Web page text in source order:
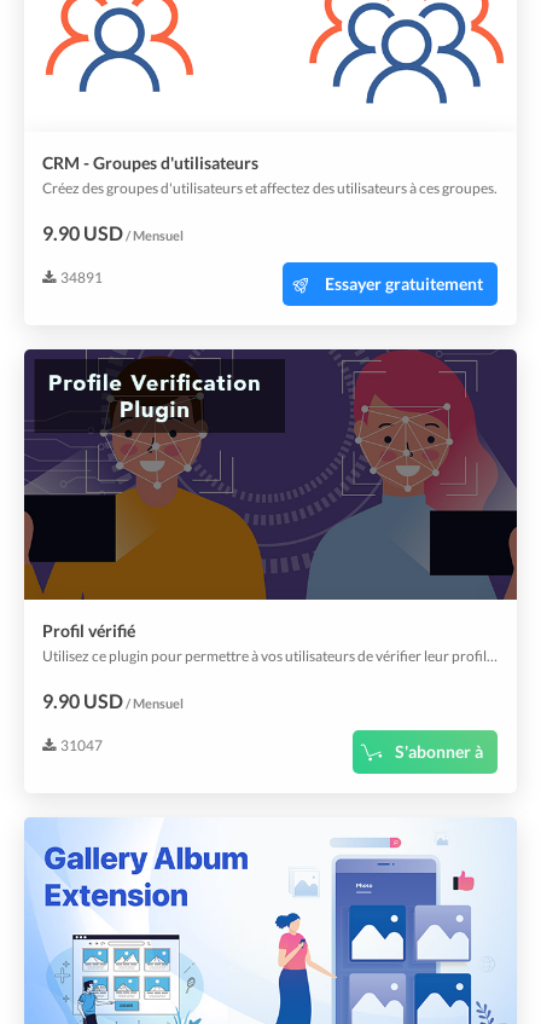
CRM - Groupes d'utilisateurs
Créez des groupes d'utilisateurs et affectez des utilisateurs à ces groupes.
9.90 USD/ Mensuel
34891 Essayer gratuitement
Profil vérifié
Utilisez ce plugin pour permettre à vos utilisateurs de vérifier leur profil (carte d'identité, passeport, etc.).
9.90 USD/ Mensuel
31047 S'abonner à